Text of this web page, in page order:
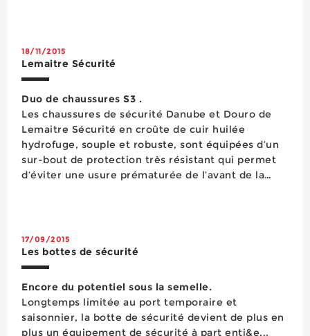
18/11/2015
Lemaitre Sécurité
Duo de chaussures S3 .
Les chaussures de sécurité Danube et Douro de
Lemaitre Sécurité en croûte de cuir huilée
hydrofuge, souple et robuste, sont équipées d’un
sur-bout de protection très résistant qui permet
d’éviter une usure prématurée de l’avant de la
17/09/2015
Les bottes de sécurité
Encore du potentiel sous la semelle.
Longtemps limitée au port temporaire et
saisonnier, la botte de sécurité devient de plus en
plus un équipement de sécurité à part enti&e...